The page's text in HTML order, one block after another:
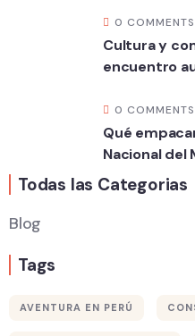
0 COMMENTS
Cultura y
encuentro
0 COMMENTS
Qué
Nacional del
Todas las Categorias
Blog
Tags
AVENTURA EN PERÚ